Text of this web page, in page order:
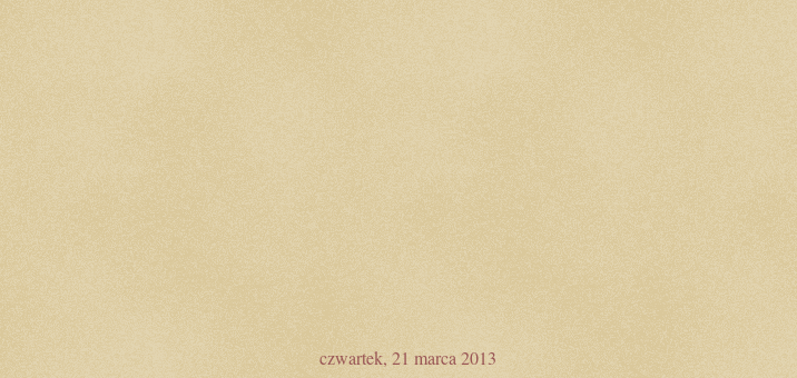
czwartek, 21 marca 2013